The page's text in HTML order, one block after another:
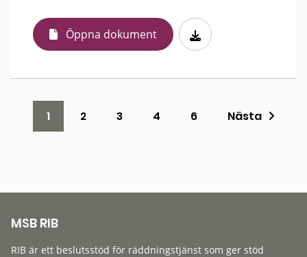
Öppna dokument
1 2 3 4 6 Nästa
MSB RIB
RIB är ett beslutsstöd för räddningstjänst som ger stöd